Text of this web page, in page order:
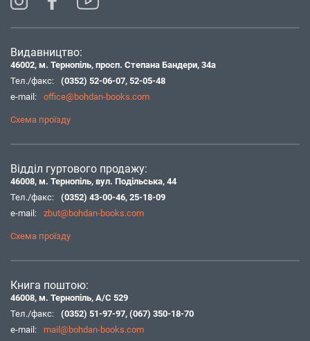
Видавництво:
46002, м. Тернопіль, просп. Степана Бандери, 34а
Тел./факс:
(0352) 52-06-07, 52-05-48
e-mail:
office@bohdan-books.com
Схема проїзду
Відділ гуртового продажу:
46008, м. Тернопіль, вул. Подільська, 44
Тел./факс:
(0352) 43-00-46, 25-18-09
e-mail:
zbut@bohdan-books.com
Схема проїзду
Книга поштою:
46008, м. Тернопіль, А/С 529
Тел./факс:
(0352) 51-97-97, (067) 350-18-70
e-mail:
mail@bohdan-books.com